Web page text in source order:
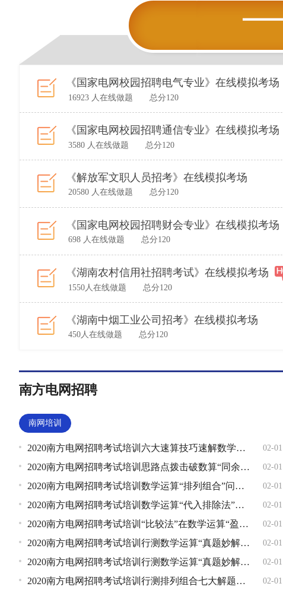
《国家电网校园招聘电气专业》在线模拟考场
16923 人在线做题 总分120
《国家电网校园招聘通信专业》在线模拟考场
3580 人在线做题 总分120
《解放军文职人员招考》在线模拟考场
20580 人在线做题 总分120
《国家电网校园招聘财会专业》在线模拟考场
698 人在线做题 总分120
《湖南农村信用社招聘考试》在线模拟考场
1550人在线做题 总分120
《湖南中烟工业公司招考》在线模拟考场
450人在线做题 总分120
南方电网招聘
南网培训
02-01
2020南方电网招聘考试培训六大速算技巧速解数学运算题
02-01
2020南方电网招聘考试培训思路点拨击破数算“同余与剩余”问
02-01
2020南方电网招聘考试培训数学运算“排列组合”问题三大方法
02-01
2020南方电网招聘考试培训数学运算“代入排除法”解题技巧
02-01
2020南方电网招聘考试培训“比较法”在数学运算“盈亏问题”
02-01
2020南方电网招聘考试培训行测数学运算“真题妙解”系列之行
02-01
2020南方电网招聘考试培训行测数学运算“真题妙解”系列之利
02-01
2020南方电网招聘考试培训行测排列组合七大解题方法精解